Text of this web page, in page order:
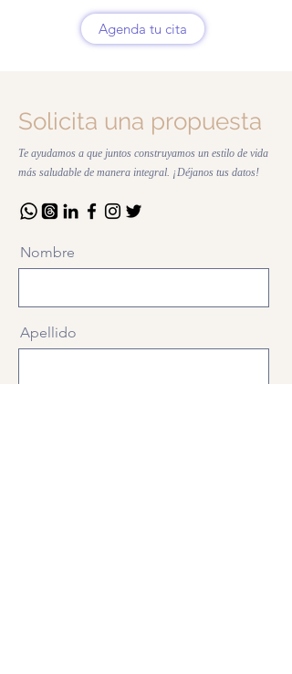
Agenda tu cita
Solicita una propuesta
Te ayudamos a que juntos construyamos un estilo de vida
más saludable de manera integral. ¡Déjanos tus datos!
Nombre
Apellido